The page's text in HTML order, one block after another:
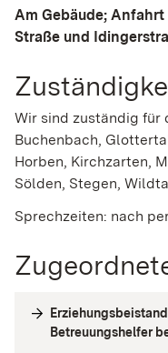
Am Gebäude;
Straße und
Wir sind zuständig für
Buchenbach,
Horben, Kirchzarten,
Sölden, Stegen,
Sprechzeiten: nach
Betreuungshelfer